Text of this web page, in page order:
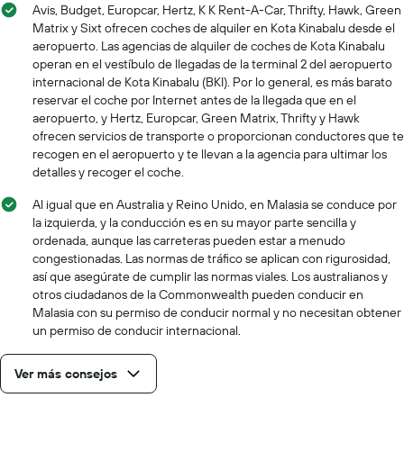
Avis, Budget, Europcar, Hertz, K K Rent-A-Car, Thrifty, Hawk, Green
Matrix y Sixt ofrecen coches de alquiler en Kota Kinabalu desde el
aeropuerto. Las agencias de alquiler de coches de Kota Kinabalu
operan en el vestíbulo de llegadas de la terminal 2 del aeropuerto
internacional de Kota Kinabalu (BKI). Por lo general, es más barato
reservar el coche por Internet antes de la llegada que en el
aeropuerto, y Hertz, Europcar, Green Matrix, Thrifty y Hawk
ofrecen servicios de transporte o proporcionan conductores que te
recogen en el aeropuerto y te llevan a la agencia para ultimar los
detalles y recoger el coche.
Al igual que en Australia y Reino Unido, en Malasia se conduce por
la izquierda, y la conducción es en su mayor parte sencilla y
ordenada, aunque las carreteras pueden estar a menudo
congestionadas. Las normas de tráfico se aplican con rigurosidad,
así que asegúrate de cumplir las normas viales. Los australianos y
otros ciudadanos de la Commonwealth pueden conducir en
Malasia con su permiso de conducir normal y no necesitan obtener
un permiso de conducir internacional.
Ver más consejos